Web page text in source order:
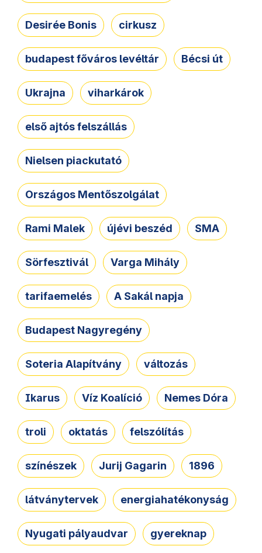
Desirée Bonis cirkusz
budapest főváros levéltár Bécsi út
Ukrajna viharkárok
első ajtós felszállás
Nielsen piackutató
Országos Mentőszolgálat
Rami Malek újévi beszéd SMA
Sörfesztivál Varga Mihály
tarifaemelés A Sakál napja
Budapest Nagyregény
Soteria Alapítvány változás
Ikarus Víz Koalíció Nemes Dóra
troli oktatás felszólítás
színészek Jurij Gagarin 1896
látványtervek energiahatékonyság
Nyugati pályaudvar gyereknap